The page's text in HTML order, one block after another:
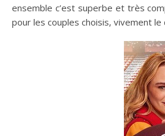
ensemble c’est superbe et très
pour les couples choisis, vivement le